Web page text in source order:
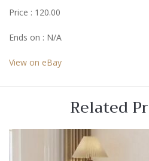
Price : 120.00
Ends on : N/A
View on eBay
Related